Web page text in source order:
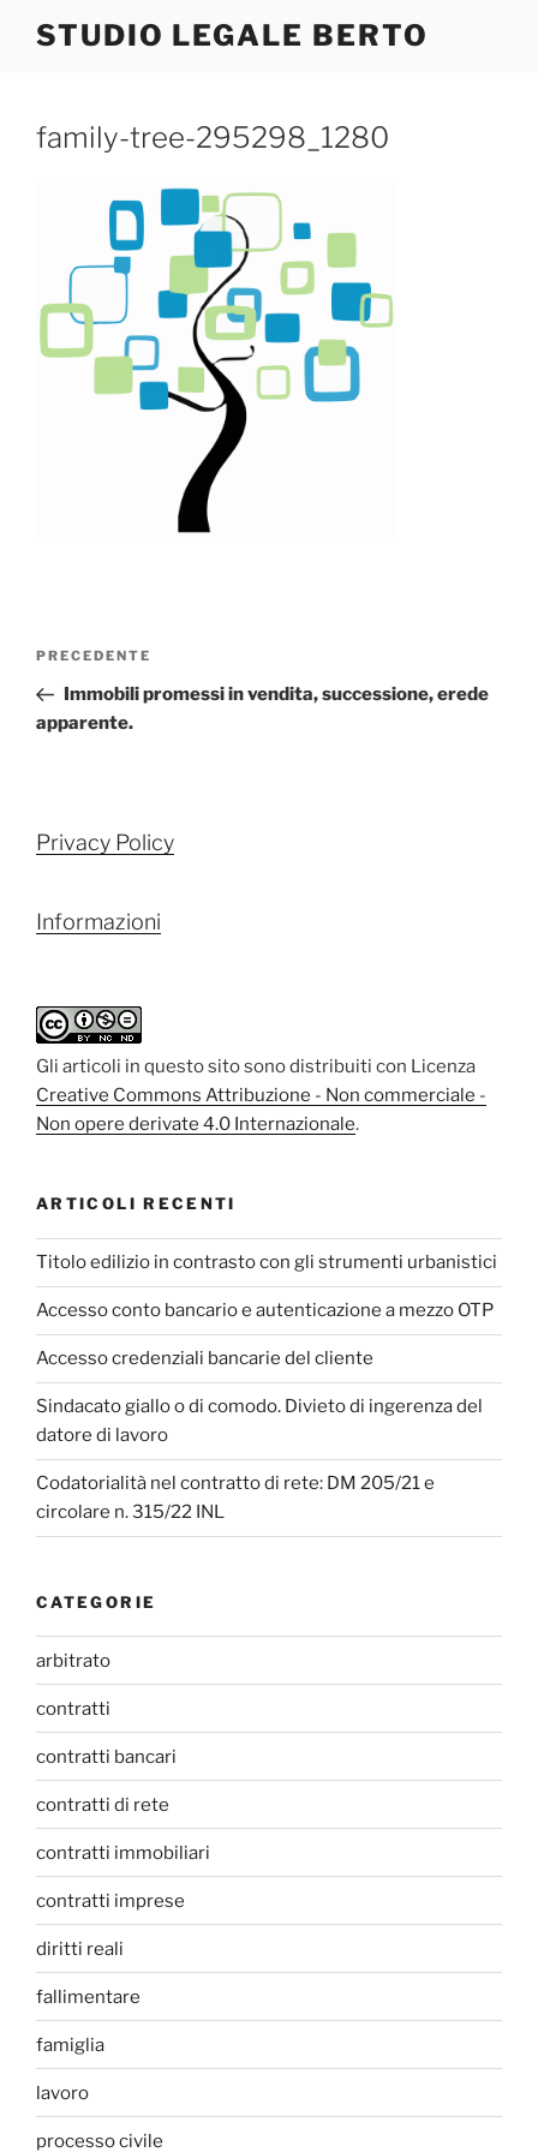
STUDIO LEGALE BERTO
family-tree-295298_1280
Navigazione
Articolo
precedente:
PRECEDENTE
Immobili promessi in vendita, successione, erede
apparente.
Privacy Policy
Informazioni
Gli articoli in questo sito sono distribuiti con Licenza
Creative Commons Attribuzione - Non commerciale -
Non opere derivate 4.0 Internazionale.
ARTICOLI RECENTI
Titolo edilizio in contrasto con gli strumenti urbanistici
Accesso conto bancario e autenticazione a mezzo OTP
Accesso credenziali bancarie del cliente
Sindacato giallo o di comodo. Divieto di ingerenza del
datore di lavoro
Codatorialità nel contratto di rete: DM 205/21 e
circolare n. 315/22 INL
CATEGORIE
arbitrato
contratti
contratti bancari
contratti di rete
contratti immobiliari
contratti imprese
diritti reali
fallimentare
famiglia
lavoro
processo civile